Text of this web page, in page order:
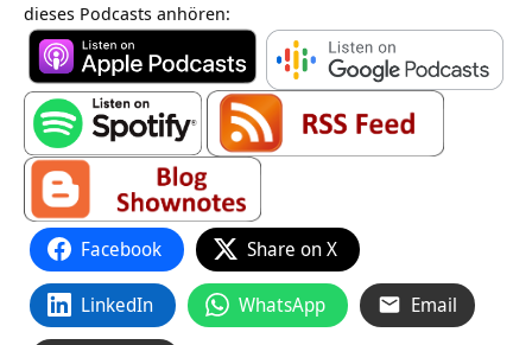
dieses Podcasts anhören:
Facebook Share on X
LinkedIn WhatsApp Email